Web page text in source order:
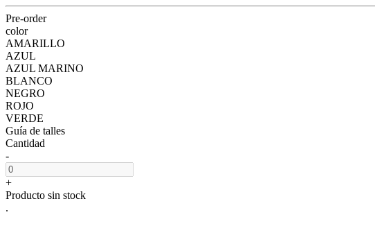
Pre-order
color
AMARILLO
AZUL
AZUL MARINO
BLANCO
NEGRO
ROJO
VERDE
Guía de talles
Cantidad
-
+
Producto sin stock
.